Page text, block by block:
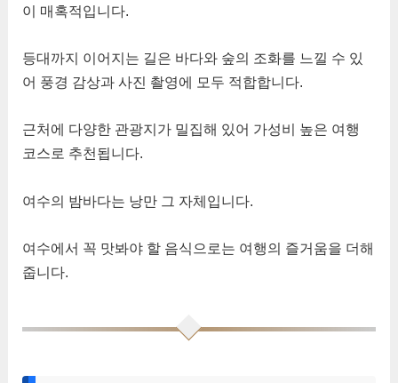
이 매혹적입니다.
등대까지 이어지는 길은 바다와 숲의 조화를 느낄 수 있
어 풍경 감상과 사진 촬영에 모두 적합합니다.
근처에 다양한 관광지가 밀집해 있어 가성비 높은 여행
코스로 추천됩니다.
여수의 밤바다는 낭만 그 자체입니다.
여수에서 꼭 맛봐야 할 음식으로는 여행의 즐거움을 더해
줍니다.